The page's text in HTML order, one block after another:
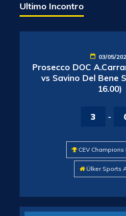
Ultimo Incontro
03/05/
Prosecco DOC
vs Savino Del Bene
16.00)
3 -
CEV
Ülker Sports